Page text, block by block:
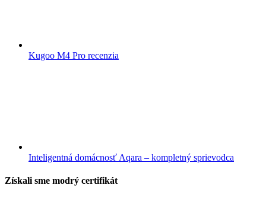
Kugoo M4 Pro recenzia
Inteligentná domácnosť Aqara – kompletný sprievodca
Získali sme modrý certifikát